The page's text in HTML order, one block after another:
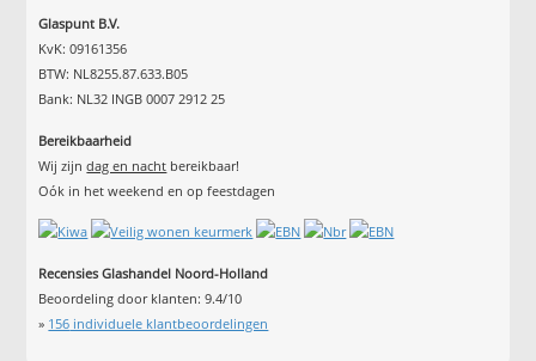
Glaspunt B.V.
KvK: 09161356
BTW: NL8255.87.633.B05
Bank: NL32 INGB 0007 2912 25
Bereikbaarheid
Wij zijndag en nacht bereikbaar!
Oók in het weekend en op feestdagen
Recensies Glashandel Noord-Holland
Beoordeling door klanten:9.4/10
» 156 individuele klantbeoordelingen